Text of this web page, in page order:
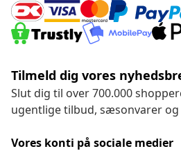
Tilmeld dig vores
Slut dig til over 700.000
ugentlige tilbud, sæsonvarer og
Vores konti på sociale medier